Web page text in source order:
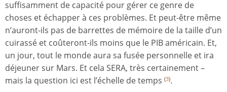
suffisamment de capacité pour gérer ce genre de
choses et échapper à ces problèmes. Et peut-être même
n’auront-ils pas de barrettes de mémoire de la taille d’un
cuirassé et coûteront-ils moins que le PIB américain. Et,
un jour, tout le monde aura sa fusée personnelle et ira
déjeuner sur Mars. Et cela SERA, très certainement –
mais la question ici est l’échelle de temps (3).